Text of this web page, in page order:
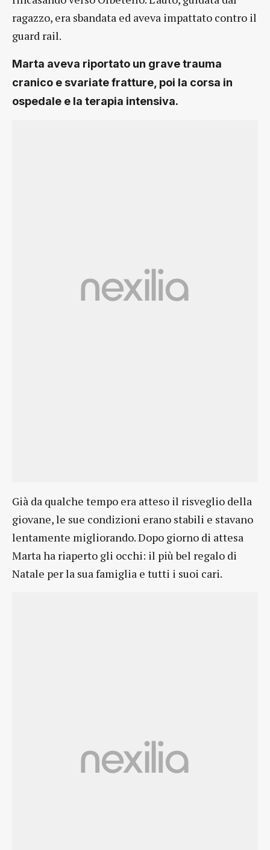
ragazzo, era sbandata ed aveva impattato contro il
guard rail.
Marta aveva riportato un grave trauma
cranico e svariate fratture, poi la corsa in
ospedale e la terapia intensiva.
Già da qualche tempo era atteso il risveglio della
giovane, le sue condizioni erano stabili e stavano
lentamente migliorando. Dopo giorno di attesa
Marta ha riaperto gli occhi: il più bel regalo di
Natale per la sua famiglia e tutti i suoi cari.